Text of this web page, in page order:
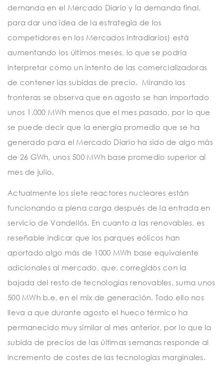
demanda en el Mercado Diario y la demanda final,
para dar una idea de la estrategia de los
competidores en los Mercados Intradiarios) está
aumentando los últimos meses, lo que se podría
interpretar como un intento de las comercializadoras
de contener las subidas de precio. Mirando las
fronteras se observa que en agosto se han importado
unos 1.000 MWh menos que el mes pasado, por lo que
se puede decir que la energía promedio que se ha
generado para el Mercado Diario ha sido de algo más
de 26 GWh, unos 500 MWh base promedio superior al
mes de julio.
Actualmente los siete reactores nucleares están
funcionando a plena carga después de la entrada en
servicio de Vandellós. En cuanto a las renovables, es
reseñable indicar que los parques eólicos han
aportado algo más de 1000 MWh base equivalente
adicionales al mercado, que, corregidos con la
bajada del resto de tecnologías renovables, suma unos
500 MWh b.e. en el mix de generación. Todo ello nos
lleva a que durante agosto el hueco térmico ha
permanecido muy similar al mes anterior, por lo que la
subida de precios de las últimas semanas responde al
incremento de costes de las tecnologías marginales.